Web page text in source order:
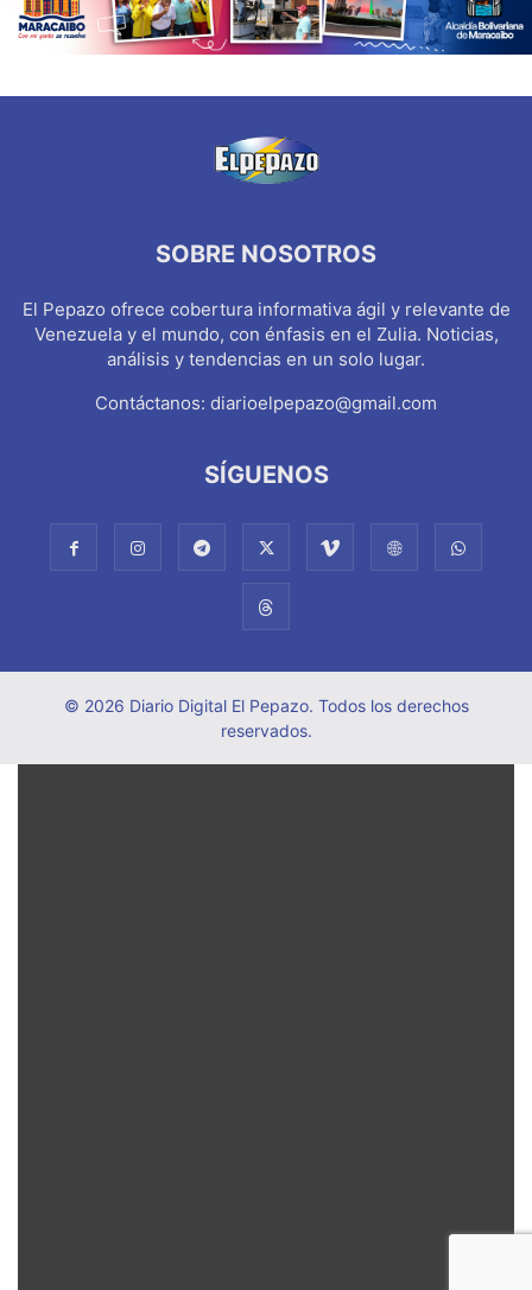
SOBRE NOSOTROS
El Pepazo ofrece cobertura informativa ágil y relevante de
Venezuela y el mundo, con énfasis en el Zulia. Noticias,
análisis y tendencias en un solo lugar.
Contáctanos: diarioelpepazo@gmail.com
SÍGUENOS
© 2026 Diario Digital El Pepazo. Todos los derechos
reservados.